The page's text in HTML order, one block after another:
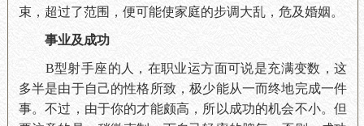
束，超过了范围，便可能使家庭的步调大乱，危及婚姻。
事业及成功
B型射手座的人，在职业运方面可说是充满变数，这
多半是由于自己的性格所致，极少能从一而终地完成一件
事。不过，由于你的才能颇高，所以成功的机会不小。但